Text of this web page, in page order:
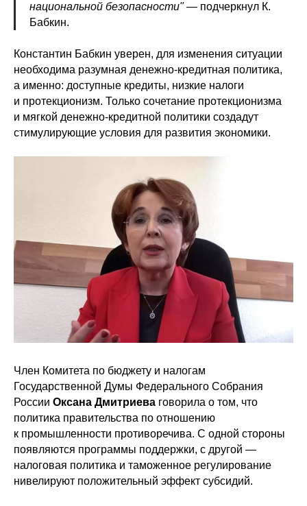
национальной безопасности"— подчеркнул К.
Бабкин.
Константин Бабкин уверен, для изменения ситуации
необходима разумная денежно-кредитная политика,
а именно: доступные кредиты, низкие налоги
и протекционизм. Только сочетание протекционизма
и мягкой денежно-кредитной политики создадут
стимулирующие условия для развития экономики.
Член Комитета по бюджету и налогам
Государственной Думы Федерального Собрания
России Оксана Дмитриева говорила о том, что
политика правительства по отношению
к промышленности противоречива. С одной стороны
появляются программы поддержки, с другой —
налоговая политика и таможенное регулирование
нивелируют положительный эффект субсидий.